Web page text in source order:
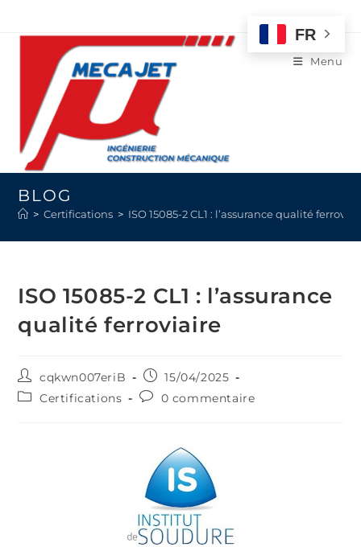
Menu
BLOG
> Certifications > ISO 15085-2 CL1 : l’assurance qualité
ISO 15085-2 CL1 : l’assurance
qualité ferroviaire
cqkwn007eriB
15/04/2025
Certifications
0 commentaire
FR